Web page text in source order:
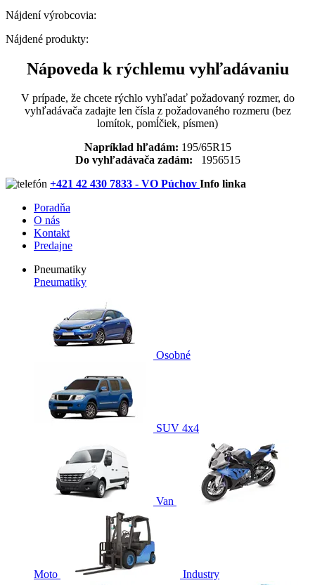
Nájdení výrobcovia:
Nájdené produkty:
Nápoveda k rýchlemu vyhľadávaniu
V prípade, že chcete rýchlo vyhľadať požadovaný rozmer, do
vyhľadávača zadajte len čísla z požadovaného rozmeru (bez
lomítok, pomĺčiek, písmen)
Napríklad hľadám: 195/65R15
Do vyhľadávača zadám: 1956515
+421 42 430 7833 - VO Púchov Info linka
Poradňa
O nás
Kontakt
Predajne
Pneumatiky
Pneumatiky
Osobné
SUV 4x4
Van
Moto Industry